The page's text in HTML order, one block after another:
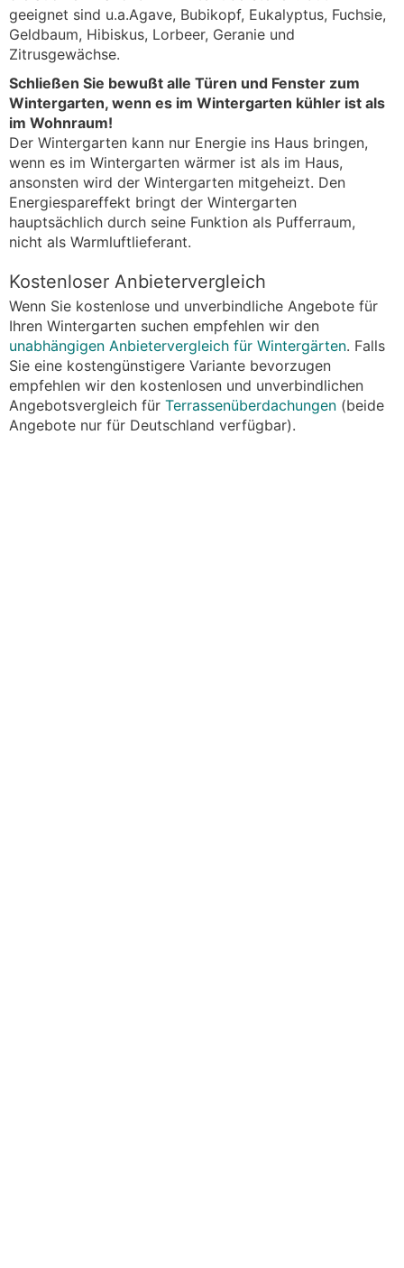
geeignet sind u.a.Agave, Bubikopf, Eukalyptus, Fuchsie,
Geldbaum, Hibiskus, Lorbeer, Geranie und
Zitrusgewächse.
Schließen Sie bewußt alle Türen und Fenster zum
Wintergarten, wenn es im Wintergarten kühler ist als
im Wohnraum!
Der Wintergarten kann nur Energie ins Haus bringen,
wenn es im Wintergarten wärmer ist als im Haus,
ansonsten wird der Wintergarten mitgeheizt. Den
Energiespareffekt bringt der Wintergarten
hauptsächlich durch seine Funktion als Pufferraum,
nicht als Warmluftlieferant.
Kostenloser Anbietervergleich
Wenn Sie kostenlose und unverbindliche Angebote für
Ihren Wintergarten suchen empfehlen wir den
unabhängigen Anbietervergleich für Wintergärten. Falls
Sie eine kostengünstigere Variante bevorzugen
empfehlen wir den kostenlosen und unverbindlichen
Angebotsvergleich für Terrassenüberdachungen (beide
Angebote nur für Deutschland verfügbar).